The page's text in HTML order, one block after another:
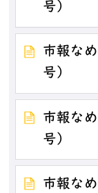
号）
市報な
号）
市報な
号）
市報な